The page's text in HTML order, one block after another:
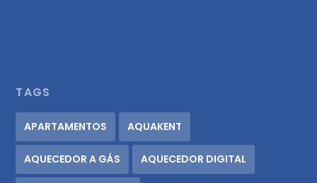
TAGS
APARTAMENTOS AQUAKENT
AQUECEDOR A GÁS AQUECEDOR DIGITAL